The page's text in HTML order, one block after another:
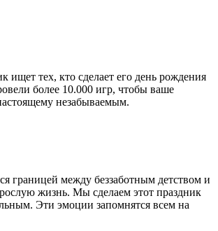
тех, кто сделает его день рождения
более 10.000 игр, чтобы ваше
незабываемым.
границей между беззаботным детством и
жизнь. Мы сделаем этот праздник
Эти эмоции запомнятся всем на